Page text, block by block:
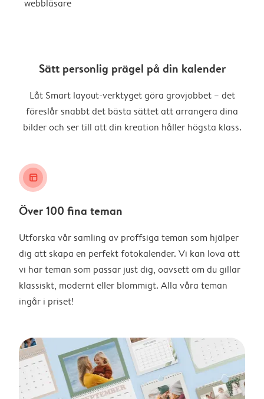
webbläsare
Sätt personlig prägel på din kalender
Låt Smart layout-verktyget göra grovjobbet – det
föreslår snabbt det bästa sättet att arrangera dina
bilder och ser till att din kreation håller högsta klass.
layout_alt
Över 100 fina teman
Utforska vår samling av proffsiga teman som hjälper
dig att skapa en perfekt fotokalender. Vi kan lova att
vi har teman som passar just dig, oavsett om du gillar
klassiskt, modernt eller blommigt. Alla våra teman
ingår i priset!